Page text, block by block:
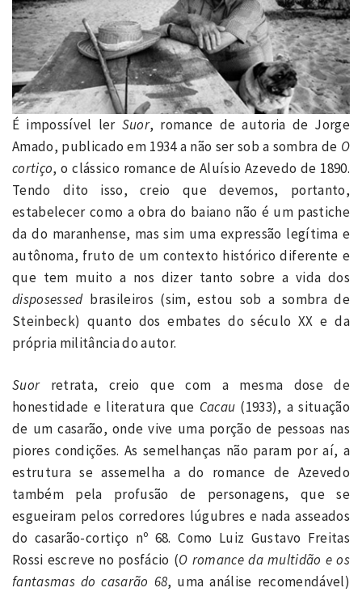
É impossível ler Suor, romance de autoria de Jorge
Amado, publicado em 1934 a não ser sob a sombra de O
cortiço, o clássico romance de Aluísio Azevedo de 1890.
Tendo dito isso, creio que devemos, portanto,
estabelecer como a obra do baiano não é um pastiche
da do maranhense, mas sim uma expressão legítima e
autônoma, fruto de um contexto histórico diferente e
que tem muito a nos dizer tanto sobre a vida dos
disposessedbrasileiros (sim, estou sob a sombra de
Steinbeck) quanto dos embates do século XX e da
própria militância do autor.
Suorretrata, creio que com a mesma dose de
honestidade e literatura que Cacau (1933), a situação
de um casarão, onde vive uma porção de pessoas nas
piores condições. As semelhanças não param por aí, a
estrutura se assemelha a do romance de Azevedo
também pela profusão de personagens, que se
esgueiram pelos corredores lúgubres e nada asseados
do casarão-cortiço nº 68. Como Luiz Gustavo Freitas
Rossi escreve no posfácio (O romance da multidão e os
fantasmas do casarão 68, uma análise recomendável)